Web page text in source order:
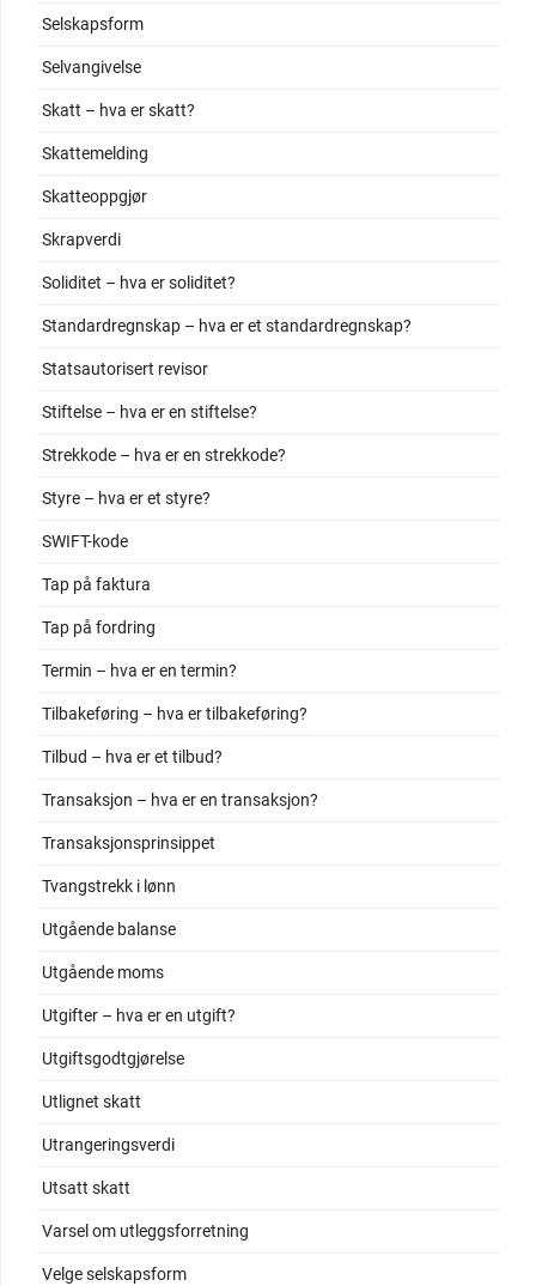
Selskapsform
Selvangivelse
Skatt – hva er skatt?
Skattemelding
Skatteoppgjør
Skrapverdi
Soliditet – hva er soliditet?
Standardregnskap – hva er et standardregnskap?
Statsautorisert revisor
Stiftelse – hva er en stiftelse?
Strekkode – hva er en strekkode?
Styre – hva er et styre?
SWIFT-kode
Tap på faktura
Tap på fordring
Termin – hva er en termin?
Tilbakeføring – hva er tilbakeføring?
Tilbud – hva er et tilbud?
Transaksjon – hva er en transaksjon?
Transaksjonsprinsippet
Tvangstrekk i lønn
Utgående balanse
Utgående moms
Utgifter – hva er en utgift?
Utgiftsgodtgjørelse
Utlignet skatt
Utrangeringsverdi
Utsatt skatt
Varsel om utleggsforretning
Velge selskapsform